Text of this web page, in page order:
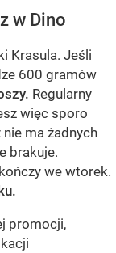
w Dino
Krasula. Jeśli
600 gramów
Regularny
więc sporo
nie ma żadnych
brakuje.
we wtorek.
promocji,